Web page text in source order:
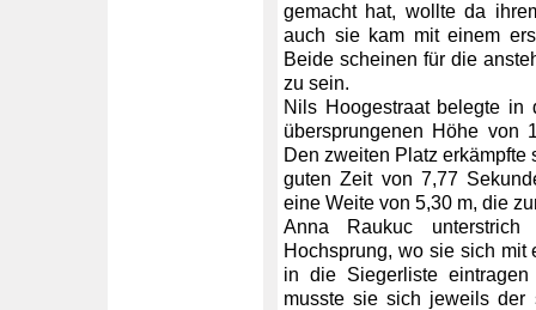
gemacht hat, wollte da
auch sie kam mit einem
Beide scheinen für die
zu sein.
Nils Hoogestraat belegte in
übersprungenen Höhe von
Den zweiten Platz erkämpfte
guten Zeit von 7,77
eine Weite von 5,30 m, die
Anna Raukuc
Hochsprung, wo sie sich mit
in die Siegerliste
musste sie sich jeweils der